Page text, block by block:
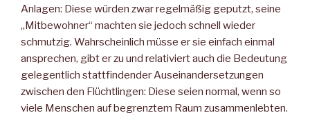
Anlagen: Diese würden zwar regelmäßig geputzt, seine
„Mitbewohner“ machten sie jedoch schnell wieder
schmutzig. Wahrscheinlich müsse er sie einfach einmal
ansprechen, gibt er zu und relativiert auch die Bedeutung
gelegentlich stattfindender Auseinandersetzungen
zwischen den Flüchtlingen: Diese seien normal, wenn so
viele Menschen auf begrenztem Raum zusammenlebten.